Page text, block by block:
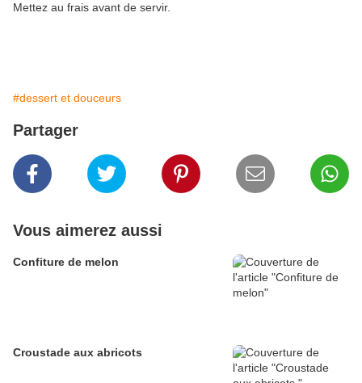
Mettez au frais avant de servir.
#dessert et douceurs
Partager
Vous aimerez aussi
Confiture de melon
Croustade aux abricots